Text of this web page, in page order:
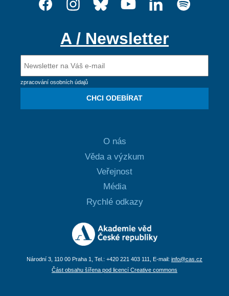
A / Newsletter
zpracování osobních údajů
CHCI ODEBÍRAT
O nás
Věda a výzkum
Veřejnost
Média
Rychlé odkazy
Národní 3, 110 00 Praha 1, Tel.: +420 221 403 111, E-mail: info@cas.cz
Část obsahu šířena pod licencí Creative commons